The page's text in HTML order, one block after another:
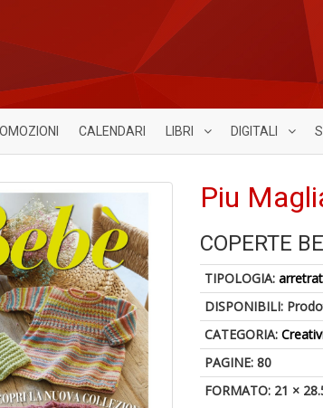
CALENDARI LIBRI DIGITALI
Piu
COPERTE
TIPOLOGIA:
DISPONIBILI:
CATEGORIA:
PAGINE: 80
FORMATO: 21 ×